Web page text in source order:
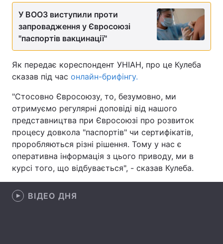
Цікавинки
Екологія
Інтерв'ю Думки
Архів Вакансії
Контакти
Послуги
У ВООЗ виступили проти
запровадження у Євросоюзі
"паспортів вакцинації"
Як передає кореспондент УНІАН, про це Кулеба
сказав під час онлайн-брифінгу.
"Стосовно Євросоюзу, то, безумовно, ми
отримуємо регулярні доповіді від нашого
представництва при Євросоюзі про розвиток
процесу довкола "паспортів" чи сертифікатів,
проробляються різні рішення. Тому у нас є
оперативна інформація з цього приводу, ми в
курсі того, що відбувається", - сказав Кулеба.
ВІДЕО ДНЯ